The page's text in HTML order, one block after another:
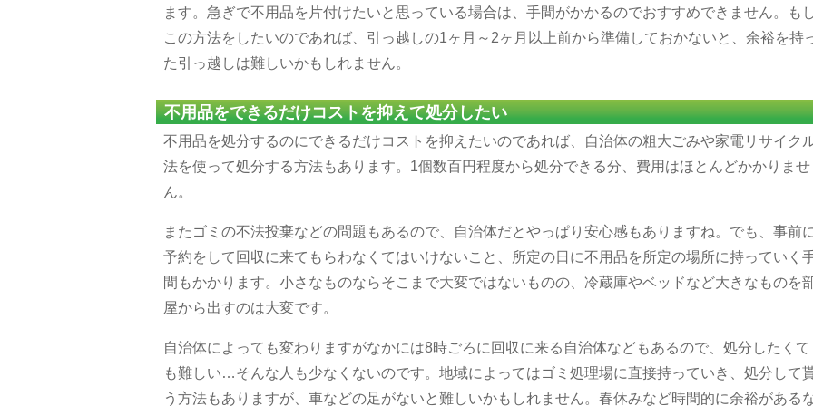
ます。急ぎで不用品を片付けたいと思っている場合は、手間がかかるのでおすすめできません。も
この方法をしたいのであれば、引っ越しの1ヶ月～2ヶ月以上前から準備しておかないと、余裕を持
た引っ越しは難しいかもしれません。
不用品をできるだけコストを抑えて処分したい
不用品を処分するのにできるだけコストを抑えたいのであれば、自治体の粗大ごみや家電リサイク
法を使って処分する方法もあります。1個数百円程度から処分できる分、費用はほとんどかかりませ
ん。
またゴミの不法投棄などの問題もあるので、自治体だとやっぱり安心感もありますね。でも、事前
予約をして回収に来てもらわなくてはいけないこと、所定の日に不用品を所定の場所に持っていく
間もかかります。小さなものならそこまで大変ではないものの、冷蔵庫やベッドなど大きなものを
屋から出すのは大変です。
自治体によっても変わりますがなかには8時ごろに回収に来る自治体などもあるので、処分したくて
も難しい…そんな人も少なくないのです。地域によってはゴミ処理場に直接持っていき、処分して
う方法もありますが、車などの足がないと難しいかもしれません。春休みなど時間的に余裕がある